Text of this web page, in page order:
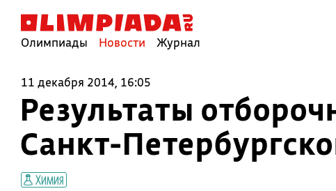
Олимпиады Новости Журнал
11 декабря 2014, 16:05
Результаты
Санкт-
Химия